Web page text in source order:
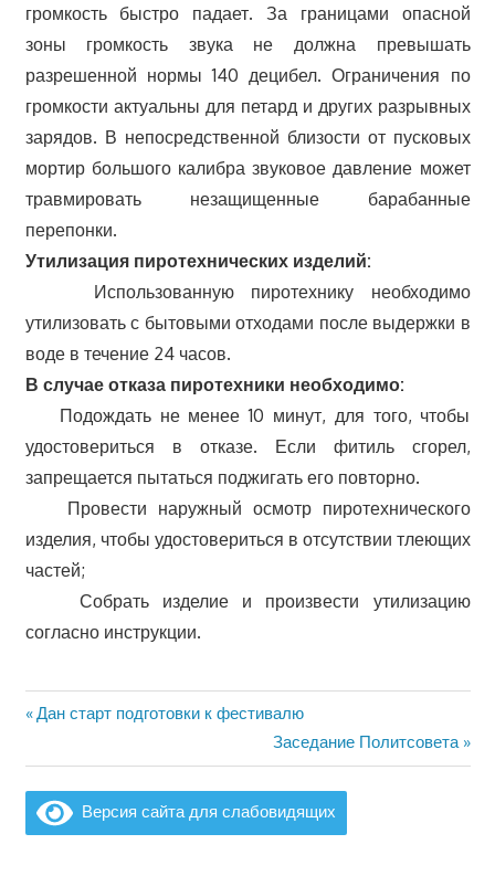
громкость быстро падает. За границами опасной
зоны громкость звука не должна превышать
разрешенной нормы 140 децибел. Ограничения по
громкости актуальны для петард и других разрывных
зарядов. В непосредственной близости от пусковых
мортир большого калибра звуковое давление может
травмировать незащищенные барабанные
перепонки.
Утилизация пиротехнических изделий:
Использованную пиротехнику необходимо
утилизовать с бытовыми отходами после выдержки в
воде в течение 24 часов.
В случае отказа пиротехники необходимо:
Подождать не менее 10 минут, для того, чтобы
удостовериться в отказе. Если фитиль сгорел,
запрещается пытаться поджигать его повторно.
Провести наружный осмотр пиротехнического
изделия, чтобы удостовериться в отсутствии тлеющих
частей;
Собрать изделие и произвести утилизацию
согласно инструкции.
Навигация
по
записям
Предыдущая
Дан старт подготовки к фестивалю
Следующая
запись:
Заседание Политсовета
Версия сайта для слабовидящих